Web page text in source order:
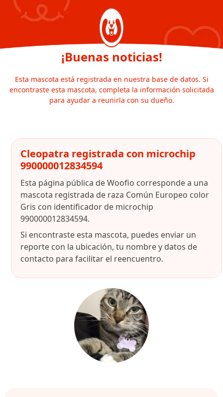
¡Buenas noticias!
Esta mascota está registrada en nuestra base de datos. Si
encontraste esta mascota, completa la información solicitada
para ayudar a reunirla con su dueño.
Cleopatra registrada con microchip
990000012834594
Esta página pública de Woofio corresponde a una
mascota registrada de raza Común Europeo color
Gris con identificador de microchip
990000012834594.
Si encontraste esta mascota, puedes enviar un
reporte con la ubicación, tu nombre y datos de
contacto para facilitar el reencuentro.